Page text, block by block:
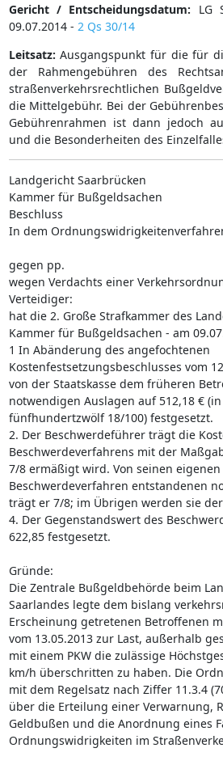
Gericht / Entscheidungsdatum: LG
09.07.2014 - 2 Qs 30/14
Leitsatz: Ausgangspunkt für die für
der Rahmengebühren des
straßenverkehrsrechtlichen
die Mittelgebühr. Bei der
Gebührenrahmen ist dann jedoch
und die Besonderheiten des
Landgericht Saarbrücken
Kammer für Bußgeldsachen
Beschluss
In dem
gegen pp.
wegen Verdachts einer
Verteidiger:
hat die 2. Große Strafkammer des
Kammer für Bußgeldsachen - am
1 In Abänderung des angefochtenen
Kostenfestsetzungsbeschlusses vom
von der Staatskasse dem früheren
notwendigen Auslagen auf 512,18 €
fünfhundertzwölf 18/100) festgesetzt.
2. Der Beschwerdeführer trägt die
Beschwerdeverfahrens mit der
7/8 ermäßigt wird. Von seinen eigenen
Beschwerdeverfahren entstandenen
trägt er 7/8; im Übrigen werden sie
4. Der Gegenstandswert des
622,85 festgesetzt.
Gründe:
Die Zentrale Bußgeldbehörde beim
Saarlandes legte dem bislang
Erscheinung getretenen Betroffenen
vom 13.05.2013 zur Last, außerhalb
mit einem PKW die zulässige
km/h überschritten zu haben. Die
mit dem Regelsatz nach Ziffer 11.3.4
über die Erteilung einer Verwarnung,
Geldbußen und die Anordnung eines
Ordnungswidrigkeiten im